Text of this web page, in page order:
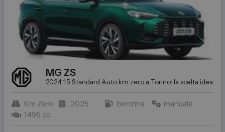
MG ZS
2024 1.5 Standard Auto km zero a Torino: la scelta ideale
Km Zero 2025 benzina
manuale
1.495 cc